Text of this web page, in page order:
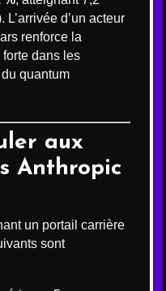
d’un acteur
renforce la
dans les
quantum
aux
Anthropic
un portail carrière
sont